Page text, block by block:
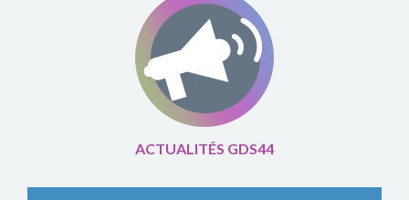
ACTUALITÉS GDS44